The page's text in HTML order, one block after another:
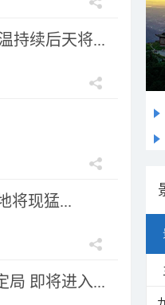
持续后天将...
将现猛...
局 即将进入...